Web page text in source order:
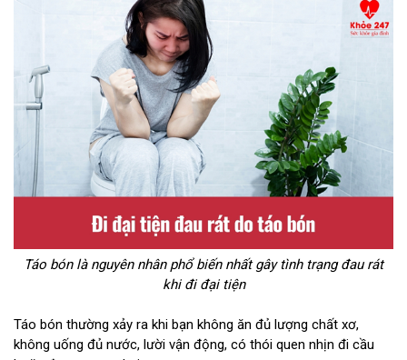
Táo bón là nguyên nhân phổ biến nhất gây tình trạng đau rát
khi đi đại tiện
Táo bón thường xảy ra khi bạn không ăn đủ lượng chất xơ,
không uống đủ nước, lười vận động, có thói quen nhịn đi cầu